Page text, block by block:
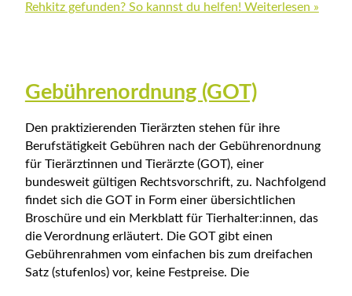
Rehkitz gefunden? So kannst du helfen! Weiterlesen »
Gebührenordnung (GOT)
Den praktizierenden Tierärzten stehen für ihre
Berufstätigkeit Gebühren nach der Gebührenordnung
für Tierärztinnen und Tierärzte (GOT), einer
bundesweit gültigen Rechtsvorschrift, zu. Nachfolgend
findet sich die GOT in Form einer übersichtlichen
Broschüre und ein Merkblatt für Tierhalter:innen, das
die Verordnung erläutert. Die GOT gibt einen
Gebührenrahmen vom einfachen bis zum dreifachen
Satz (stufenlos) vor, keine Festpreise. Die